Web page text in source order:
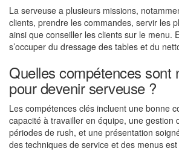
La serveuse a plusieurs missions,
clients, prendre les commandes, servir les
ainsi que conseiller les clients sur le menu.
s’occuper du dressage des tables et du
Quelles compétences sont
pour devenir serveuse ?
Les compétences clés incluent une bonne
capacité à travailler en équipe, une gestion
périodes de rush, et une présentation
des techniques de service et des menus